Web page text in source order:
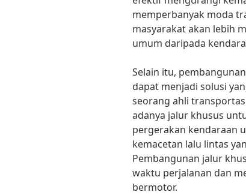
memperbanyak moda
masyarakat akan lebih
umum daripada
Selain itu,
dapat menjadi solusi
seorang ahli
adanya jalur khusus
pergerakan kendaraan
kemacetan lalu lintas
Pembangunan jalur
waktu perjalanan dan
bermotor.